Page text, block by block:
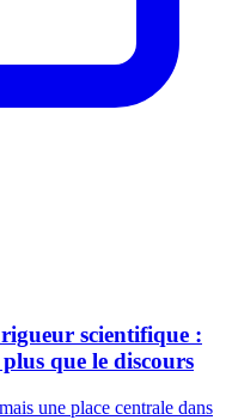
scientifique :
que le discours
une place centrale dans